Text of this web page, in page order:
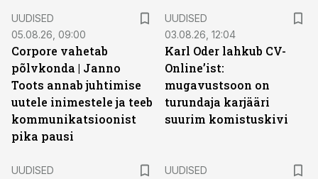
UUDISED
05.08.26, 09:00
Corpore vahetab
põlvkonda | Janno
Toots annab juhtimise
uutele inimestele ja teeb
kommunikatsioonist
pika pausi
UUDISED
03.08.26, 12:04
Karl Oder lahkub CV-
Online’ist:
mugavustsoon on
turundaja karjääri
suurim komistuskivi
UUDISED
UUDISED